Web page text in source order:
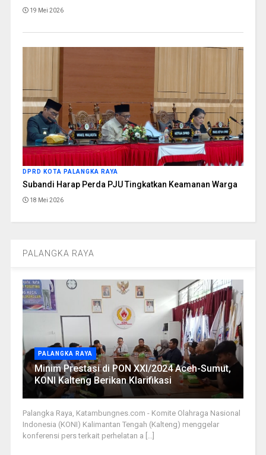
19 Mei 2026
DPRD KOTA PALANGKA RAYA
Subandi Harap Perda PJU Tingkatkan Keamanan Warga
18 Mei 2026
PALANGKA RAYA
PALANGKA RAYA
Minim Prestasi di PON XXI/2024 Aceh-Sumut,
KONI Kalteng Berikan Klarifikasi
Palangka Raya, Katambungnes.com - Komite Olahraga Nasional
Indonesia (KONI) Kalimantan Tengah (Kalteng) menggelar
konferensi pers terkait perhelatan a [...]